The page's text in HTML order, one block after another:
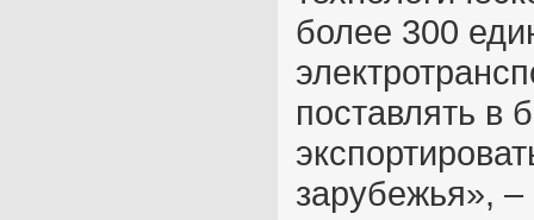
более 300
поставлять в
зарубежья»,